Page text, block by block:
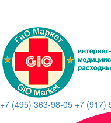
+7 (495) 363-98-05 +7 (917)